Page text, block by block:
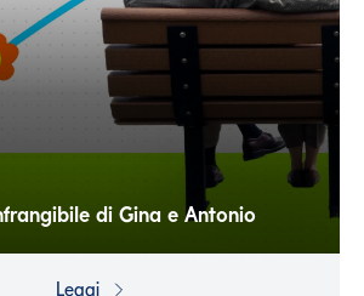
di Gina e Antonio
Leggi